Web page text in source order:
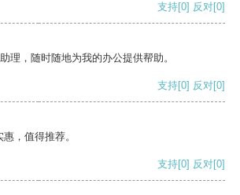
支持[0] 反对[0]
理，随时随地为我的办公提供帮助。
支持[0] 反对[0]
，值得推荐。
支持[0] 反对[0]